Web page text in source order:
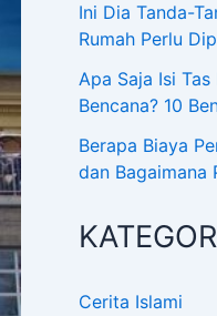
Ini Dia Tanda-
Rumah Perlu
Apa Saja Isi
Bencana? 10
Berapa Biaya
dan Bagaimana
Cerita Islami